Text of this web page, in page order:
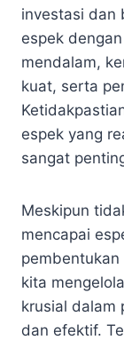
investasi dan
espek
mendalam,
kuat, serta
espek yang
sangat
Meskipun
mencapai
kita
krusial dalam
dan efektif.